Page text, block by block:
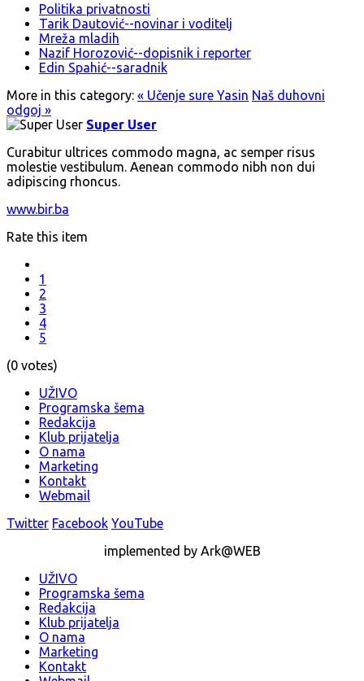
Politika privatnosti
Tarik Dautović--novinar i voditelj
Mreža mladih
Nazif Horozović--dopisnik i reporter
Edin Spahić--saradnik
More in this category: « Učenje sure Yasin Naš duhovni
odgoj »
Super User
Curabitur ultrices commodo magna, ac semper risus
molestie vestibulum. Aenean commodo nibh non dui
adipiscing rhoncus.
www.bir.ba
Rate this item
1
2
3
4
5
(0 votes)
UŽIVO
Programska šema
Redakcija
Klub prijatelja
O nama
Marketing
Kontakt
Webmail
Twitter Facebook YouTube
implemented by Ark@WEB
UŽIVO
Programska šema
Redakcija
Klub prijatelja
O nama
Marketing
Kontakt